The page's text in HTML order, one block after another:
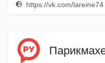
https://vk.com/lareine74